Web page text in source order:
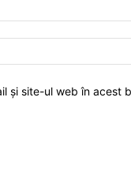
și site-ul web în acest